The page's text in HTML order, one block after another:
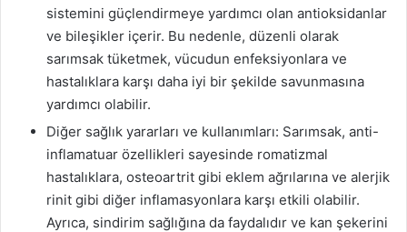
sistemini güçlendirmeye yardımcı olan antioksidanlar
ve bileşikler içerir. Bu nedenle, düzenli olarak
sarımsak tüketmek, vücudun enfeksiyonlara ve
hastalıklara karşı daha iyi bir şekilde savunmasına
yardımcı olabilir.
Diğer sağlık yararları ve kullanımları: Sarımsak, anti-
inflamatuar özellikleri sayesinde romatizmal
hastalıklara, osteoartrit gibi eklem ağrılarına ve alerjik
rinit gibi diğer inflamasyonlara karşı etkili olabilir.
Ayrıca, sindirim sağlığına da faydalıdır ve kan şekerini